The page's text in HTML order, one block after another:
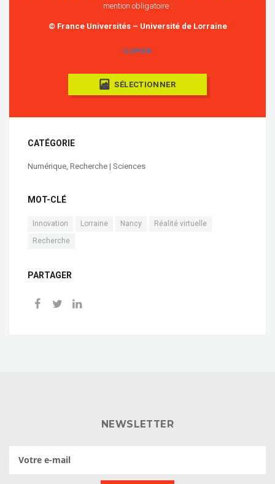
mention obligatoire :
© France Universités – Université de Lorraine
COPIER
SÉLECTIONNER
CATÉGORIE
Numérique, Recherche | Sciences
MOT-CLÉ
Innovation Lorraine Nancy
Réalité virtuelle
Recherche
PARTAGER
NEWSLETTER